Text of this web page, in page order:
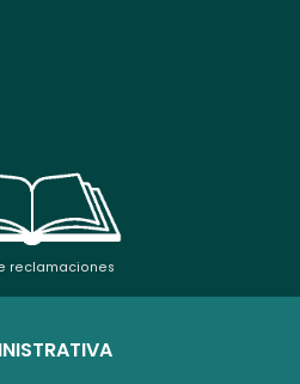
reclamaciones